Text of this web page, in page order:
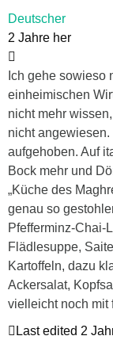
Deutscher
2 Jahre her
Ich gehe sowieso
einheimischen
nicht mehr
nicht
aufgehoben. Auf
Bock mehr und
„Küche des
genau so
Pfefferminz-Chai-
Flädlesuppe,
Kartoffeln, dazu
Ackersalat,
vielleicht noch mit
Last edited 2